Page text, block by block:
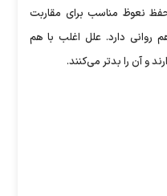
حفظ نعوظ مناسب برای مقاربت
دارد. علل اغلب با هم
و آن را بدتر می‌کنند.